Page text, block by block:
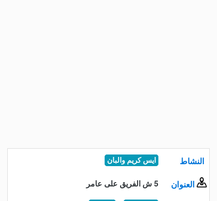
ايس كريم والبان النشاط
5 ش الفريق على عامر العنوان